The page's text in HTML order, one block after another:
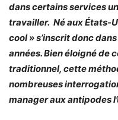
dans certains services
travailler. Né aux États-
cool » s’inscrit donc
années. Bien éloigné de
traditionnel, cette
nombreuses
manager aux antipodes